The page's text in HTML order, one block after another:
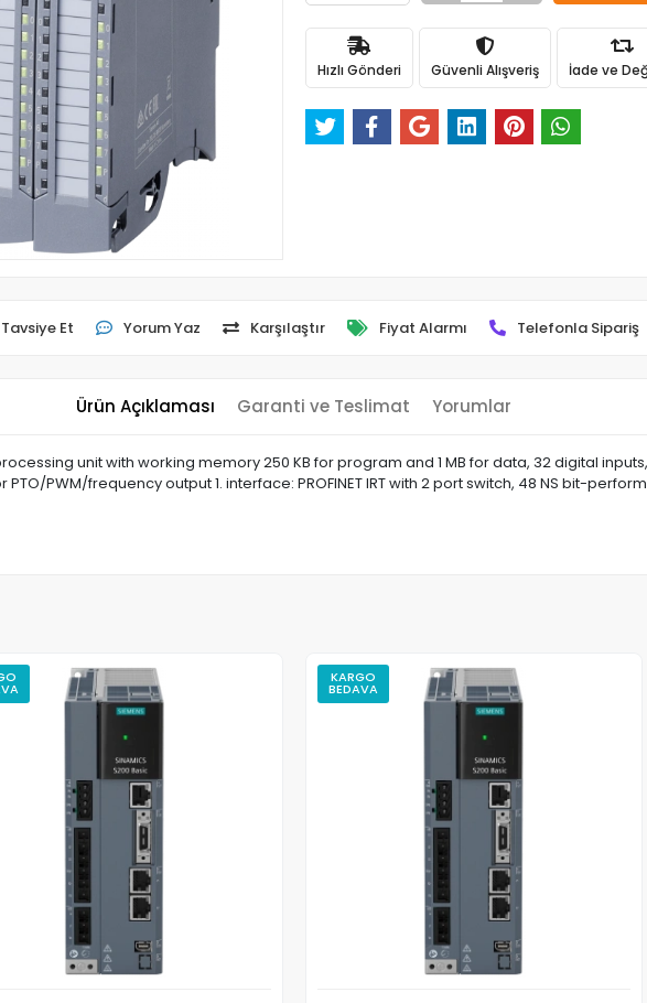
Hızlı Gönderi Güvenli Alışveriş İade ve
Tavsiye Et Yorum Yaz Karşılaştır Fiyat Alarmı Telefonla Sipariş
Ürün Açıklaması Garanti ve Teslimat Yorumlar
processing unit with working memory 250 KB for program and 1 MB for data, 32 digital
PWM/frequency output 1. interface: PROFINET IRT with 2 port switch, 48 NS bit-
KARGO
BEDAVA